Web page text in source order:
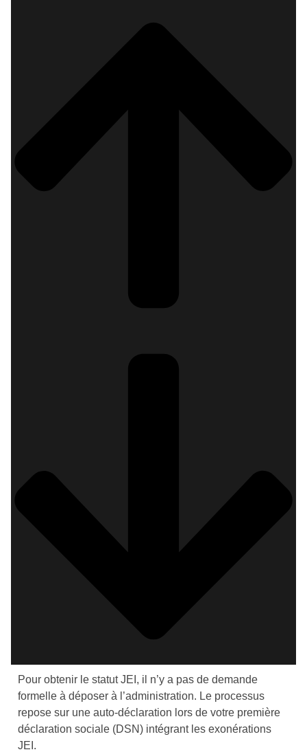
Pour obtenir le statut JEI, il n’y a pas de demande
formelle à déposer à l’administration. Le processus
repose sur une auto-déclaration lors de votre première
déclaration sociale (DSN) intégrant les exonérations
JEI.